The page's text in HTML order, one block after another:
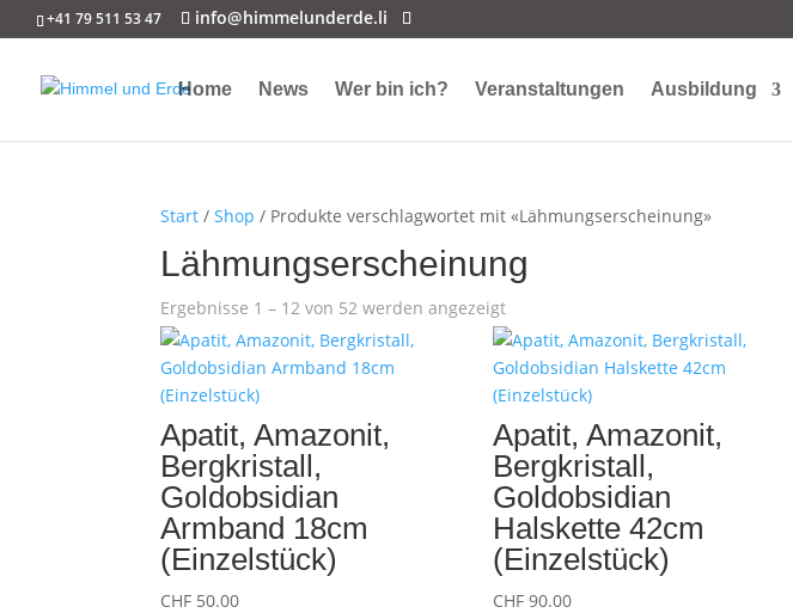
+41 79 511 53 47 info@himmelunderde.li
Home News Wer bin ich? Veranstaltungen Ausbildung
Start /Shop / Produkte verschlagwortet mit «Lähmungserscheinung»
Lähmungserscheinung
Ergebnisse 1 – 12 von 52 werden angezeigt
Apatit, Amazonit,
Bergkristall,
Goldobsidian
Armband 18cm
(Einzelstück)
CHF 50.00
Apatit, Amazonit,
Bergkristall,
Goldobsidian
Halskette 42cm
(Einzelstück)
CHF 90.00